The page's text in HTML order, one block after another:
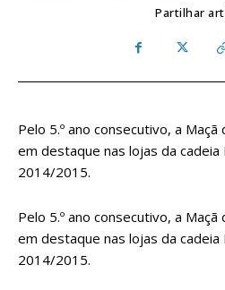
Partilhar
Pelo 5.º ano consecutivo, a
em destaque nas lojas da cadeia
2014/2015.
Pelo 5.º ano consecutivo, a
em destaque nas lojas da cadeia
2014/2015.